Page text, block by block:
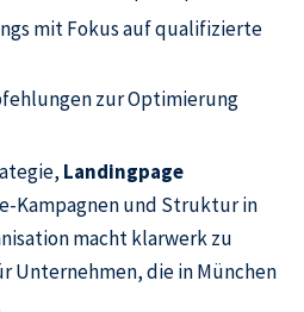
mit Fokus auf qualifizierte
zur Optimierung
Landingpage
Kampagnen und Struktur in
macht klarwerk zu
Unternehmen, die in München